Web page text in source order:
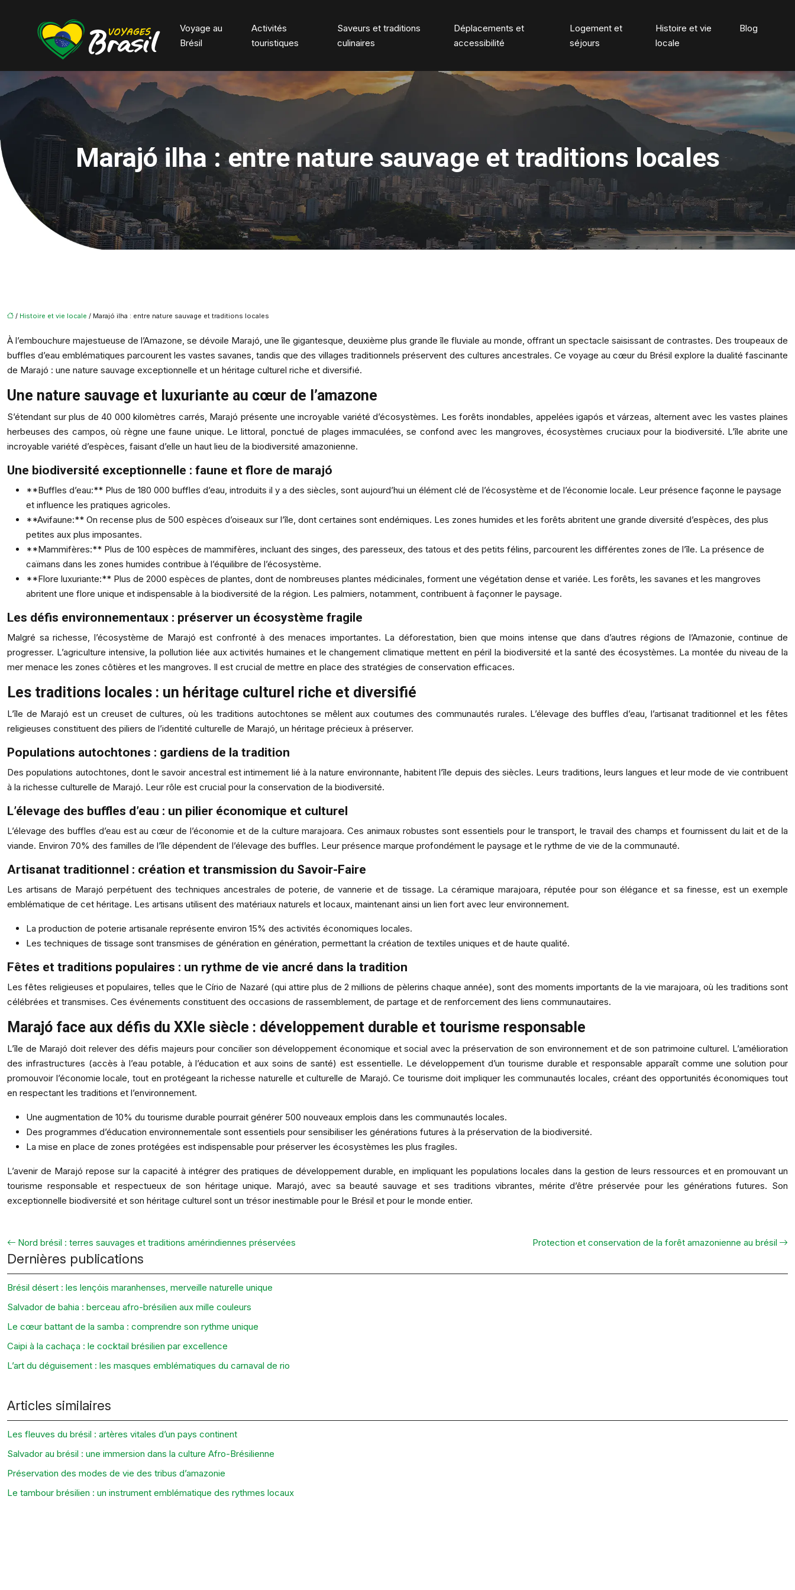
Voyage au
Brésil
Activités
touristiques
Saveurs et traditions
culinaires
Déplacements et
accessibilité
Logement et
séjours
Histoire et vie
locale
Blog
Marajó ilha : entre nature sauvage et traditions locales
/ Histoire et vie locale / Marajó ilha : entre nature sauvage et traditions locales
À l’embouchure majestueuse de l’Amazone, se dévoile Marajó, une île gigantesque, deuxième plus grande île fluviale au monde, offrant un spectacle saisissant de contrastes. Des troupeaux de
buffles d’eau emblématiques parcourent les vastes savanes, tandis que des villages traditionnels préservent des cultures ancestrales. Ce voyage au cœur du Brésil explore la dualité fascinante
de Marajó : une nature sauvage exceptionnelle et un héritage culturel riche et diversifié.
Une nature sauvage et luxuriante au cœur de l’amazone
S’étendant sur plus de 40 000 kilomètres carrés, Marajó présente une incroyable variété d’écosystèmes. Les forêts inondables, appelées igapós et várzeas, alternent avec les vastes plaines
herbeuses des campos, où règne une faune unique. Le littoral, ponctué de plages immaculées, se confond avec les mangroves, écosystèmes cruciaux pour la biodiversité. L’île abrite une
incroyable variété d’espèces, faisant d’elle un haut lieu de la biodiversité amazonienne.
Une biodiversité exceptionnelle : faune et flore de marajó
**Buffles d’eau:** Plus de 180 000 buffles d’eau, introduits il y a des siècles, sont aujourd’hui un élément clé de l’écosystème et de l’économie locale. Leur présence façonne le paysage
et influence les pratiques agricoles.
**Avifaune:** On recense plus de 500 espèces d’oiseaux sur l’île, dont certaines sont endémiques. Les zones humides et les forêts abritent une grande diversité d’espèces, des plus
petites aux plus imposantes.
**Mammifères:** Plus de 100 espèces de mammifères, incluant des singes, des paresseux, des tatous et des petits félins, parcourent les différentes zones de l’île. La présence de
caïmans dans les zones humides contribue à l’équilibre de l’écosystème.
**Flore luxuriante:** Plus de 2000 espèces de plantes, dont de nombreuses plantes médicinales, forment une végétation dense et variée. Les forêts, les savanes et les mangroves
abritent une flore unique et indispensable à la biodiversité de la région. Les palmiers, notamment, contribuent à façonner le paysage.
Les défis environnementaux : préserver un écosystème fragile
Malgré sa richesse, l’écosystème de Marajó est confronté à des menaces importantes. La déforestation, bien que moins intense que dans d’autres régions de l’Amazonie, continue de
progresser. L’agriculture intensive, la pollution liée aux activités humaines et le changement climatique mettent en péril la biodiversité et la santé des écosystèmes. La montée du niveau de la
mer menace les zones côtières et les mangroves. Il est crucial de mettre en place des stratégies de conservation efficaces.
Les traditions locales : un héritage culturel riche et diversifié
L’île de Marajó est un creuset de cultures, où les traditions autochtones se mêlent aux coutumes des communautés rurales. L’élevage des buffles d’eau, l’artisanat traditionnel et les fêtes
religieuses constituent des piliers de l’identité culturelle de Marajó, un héritage précieux à préserver.
Populations autochtones : gardiens de la tradition
Des populations autochtones, dont le savoir ancestral est intimement lié à la nature environnante, habitent l’île depuis des siècles. Leurs traditions, leurs langues et leur mode de vie contribuent
à la richesse culturelle de Marajó. Leur rôle est crucial pour la conservation de la biodiversité.
L’élevage des buffles d’eau : un pilier économique et culturel
L’élevage des buffles d’eau est au cœur de l’économie et de la culture marajoara. Ces animaux robustes sont essentiels pour le transport, le travail des champs et fournissent du lait et de la
viande. Environ 70% des familles de l’île dépendent de l’élevage des buffles. Leur présence marque profondément le paysage et le rythme de vie de la communauté.
Artisanat traditionnel : création et transmission du Savoir-Faire
Les artisans de Marajó perpétuent des techniques ancestrales de poterie, de vannerie et de tissage. La céramique marajoara, réputée pour son élégance et sa finesse, est un exemple
emblématique de cet héritage. Les artisans utilisent des matériaux naturels et locaux, maintenant ainsi un lien fort avec leur environnement.
La production de poterie artisanale représente environ 15% des activités économiques locales.
Les techniques de tissage sont transmises de génération en génération, permettant la création de textiles uniques et de haute qualité.
Fêtes et traditions populaires : un rythme de vie ancré dans la tradition
Les fêtes religieuses et populaires, telles que le Círio de Nazaré (qui attire plus de 2 millions de pèlerins chaque année), sont des moments importants de la vie marajoara, où les traditions sont
célébrées et transmises. Ces événements constituent des occasions de rassemblement, de partage et de renforcement des liens communautaires.
Marajó face aux défis du XXIe siècle : développement durable et tourisme responsable
L’île de Marajó doit relever des défis majeurs pour concilier son développement économique et social avec la préservation de son environnement et de son patrimoine culturel. L’amélioration
des infrastructures (accès à l’eau potable, à l’éducation et aux soins de santé) est essentielle. Le développement d’un tourisme durable et responsable apparaît comme une solution pour
promouvoir l’économie locale, tout en protégeant la richesse naturelle et culturelle de Marajó. Ce tourisme doit impliquer les communautés locales, créant des opportunités économiques tout
en respectant les traditions et l’environnement.
Une augmentation de 10% du tourisme durable pourrait générer 500 nouveaux emplois dans les communautés locales.
Des programmes d’éducation environnementale sont essentiels pour sensibiliser les générations futures à la préservation de la biodiversité.
La mise en place de zones protégées est indispensable pour préserver les écosystèmes les plus fragiles.
L’avenir de Marajó repose sur la capacité à intégrer des pratiques de développement durable, en impliquant les populations locales dans la gestion de leurs ressources et en promouvant un
tourisme responsable et respectueux de son héritage unique. Marajó, avec sa beauté sauvage et ses traditions vibrantes, mérite d’être préservée pour les générations futures. Son
exceptionnelle biodiversité et son héritage culturel sont un trésor inestimable pour le Brésil et pour le monde entier.
Nord brésil : terres sauvages et traditions amérindiennes préservées Protection et conservation de la forêt amazonienne au brésil
Dernières publications
Brésil désert : les lençóis maranhenses, merveille naturelle unique
Salvador de bahia : berceau afro-brésilien aux mille couleurs
Le cœur battant de la samba : comprendre son rythme unique
Caipi à la cachaça : le cocktail brésilien par excellence
L’art du déguisement : les masques emblématiques du carnaval de rio
Articles similaires
Les fleuves du brésil : artères vitales d’un pays continent
Salvador au brésil : une immersion dans la culture Afro-Brésilienne
Préservation des modes de vie des tribus d’amazonie
Le tambour brésilien : un instrument emblématique des rythmes locaux